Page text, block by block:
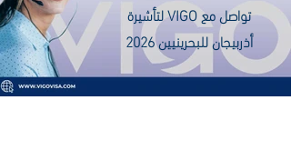
تواصل مع VIGO لتأشيرة
أذربيجان للبحرينيين 2026